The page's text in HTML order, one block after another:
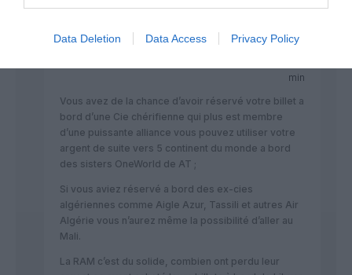
Data Deletion Data Access Privacy Policy
RÉPONDRE
min
Vous avez de la chance d’avoir réservé votre billet a
bord d’une Cie chérifienne qui plus est membre
d’une puissante alliance vous pouvez utiliser votre
argent de suite vers 5 continent du monde a bord
des sisters OneWorld de AT ;
Si vous aviez réservé a bord des ex-cies
algériennes comme Aigle Azur, Tassili et autres Air
Algérie vous n’aurez même la possibilité d’aller au
Mali.
La RAM c’est du solide, combien ont perdu leur